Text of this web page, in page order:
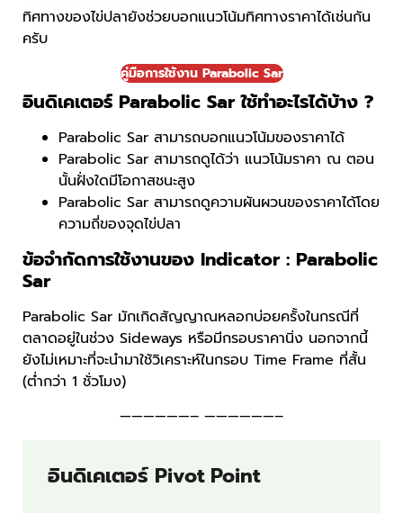
ทิศทางของไข่ปลายังช่วยบอกแนวโน้มทิศทางราคาได้เช่นกัน
ครับ
คู่มือการใช้งาน Parabolic Sar
อินดิเคเตอร์ Parabolic Sar ใช้ทำอะไรได้บ้าง ?
Parabolic Sar สามารถบอกแนวโน้มของราคาได้
Parabolic Sar สามารถดูได้ว่า แนวโน้มราคา ณ ตอน
นั้นฝั่งใดมีโอกาสชนะสูง
Parabolic Sar สามารถดูความผันผวนของราคาได้โดย
ความถี่ของจุดไข่ปลา
ข้อจำกัดการใช้งานของ Indicator : Parabolic
Sar
Parabolic Sar มักเกิดสัญญาณหลอกบ่อยครั้งในกรณีที่
ตลาดอยู่ในช่วง Sideways หรือมีกรอบราคานิ่ง นอกจากนี้
ยังไม่เหมาะที่จะนำมาใช้วิเคราะห์ในกรอบ Time Frame ที่สั้น
(ต่ำกว่า 1 ชั่วโมง)
——————– ——————–
อินดิเคเตอร์ Pivot Point